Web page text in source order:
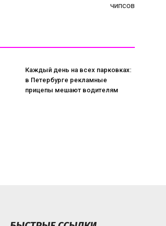
чипсов
Каждый день на всех парковках:
в Петербурге рекламные
прицепы мешают водителям